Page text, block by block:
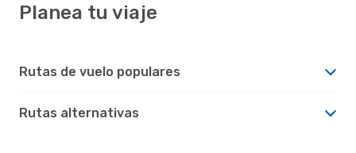
Planea tu viaje
Rutas de vuelo populares
Rutas alternativas